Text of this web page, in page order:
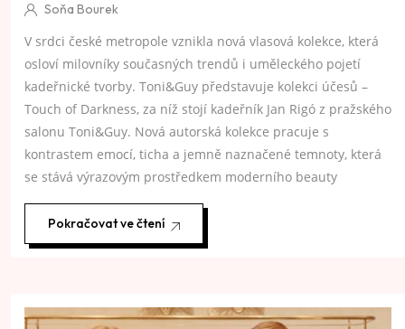
Soňa Bourek
V srdci české metropole vznikla nová vlasová kolekce, která
osloví milovníky současných trendů i uměleckého pojetí
kadeřnické tvorby. Toni&Guy představuje kolekci účesů –
Touch of Darkness, za níž stojí kadeřník Jan Rigó z pražského
salonu Toni&Guy. Nová autorská kolekce pracuje s
kontrastem emocí, ticha a jemně naznačené temnoty, která
se stává výrazovým prostředkem moderního beauty
Pokračovat ve čtení